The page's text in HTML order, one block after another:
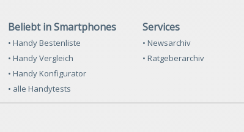
Beliebt in Smartphones
• Handy Bestenliste
• Handy Vergleich
• Handy Konfigurator
• alle Handytests
Services
• Newsarchiv
• Ratgeberarchiv